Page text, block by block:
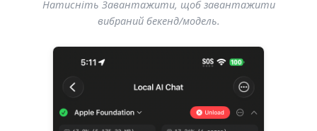
Натисніть Завантажити, щоб завантажити
вибраний бекенд/модель.